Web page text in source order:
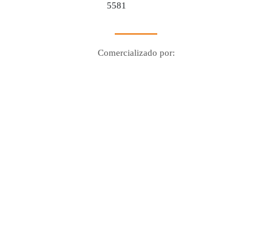
5581
Comercializado por: